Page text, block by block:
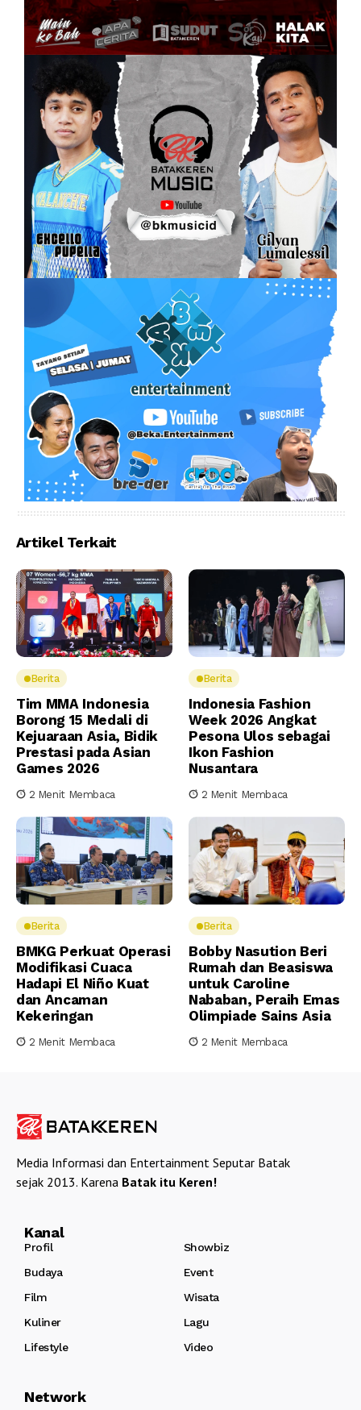
Artikel Terkait
Berita
Tim MMA Indonesia
Borong 15 Medali di
Kejuaraan Asia, Bidik
Prestasi pada Asian
Games 2026
2 Menit Membaca
Berita
Indonesia Fashion
Week 2026 Angkat
Pesona Ulos sebagai
Ikon Fashion
Nusantara
2 Menit Membaca
Berita
BMKG Perkuat Operasi
Modifikasi Cuaca
Hadapi El Niño Kuat
dan Ancaman
Kekeringan
2 Menit Membaca
Berita
Bobby Nasution Beri
Rumah dan Beasiswa
untuk Caroline
Nababan, Peraih Emas
Olimpiade Sains Asia
2 Menit Membaca
Media Informasi dan Entertainment Seputar Batak
sejak 2013. Karena Batak itu Keren!
Kanal
Profil
Showbiz
Budaya
Event
Film
Wisata
Kuliner
Lagu
Lifestyle
Video
Network